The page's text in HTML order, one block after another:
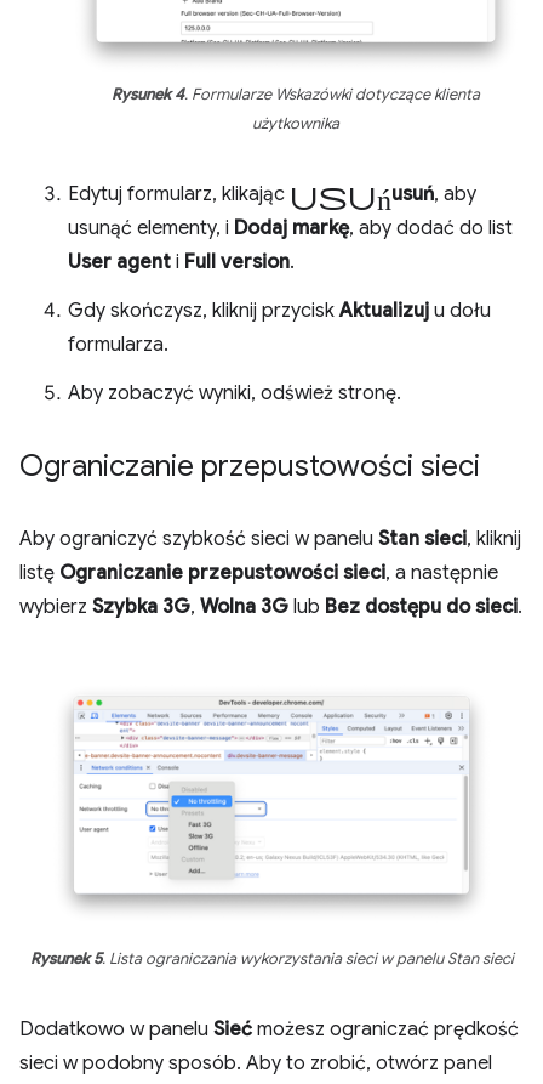
Rysunek 4. Formularze Wskazówki dotyczące klienta
użytkownika
Edytuj formularz, klikając usuńusuń, aby
usunąć elementy, i Dodaj markę, aby dodać do list
User agent i Full version.
Gdy skończysz, kliknij przyciskAktualizuj u dołu
formularza.
Aby zobaczyć wyniki, odśwież stronę.
Ograniczanie przepustowości sieci
Aby ograniczyć szybkość sieci w panelu Stan sieci, kliknij
listę Ograniczanie przepustowości sieci, a następnie
wybierz Szybka 3G, Wolna 3G lub Bez dostępu do sieci.
Rysunek 5. Lista ograniczania wykorzystania sieci w panelu Stan sieci
Dodatkowo w panelu Sieć możesz ograniczać prędkość
sieci w podobny sposób. Aby to zrobić, otwórz panel